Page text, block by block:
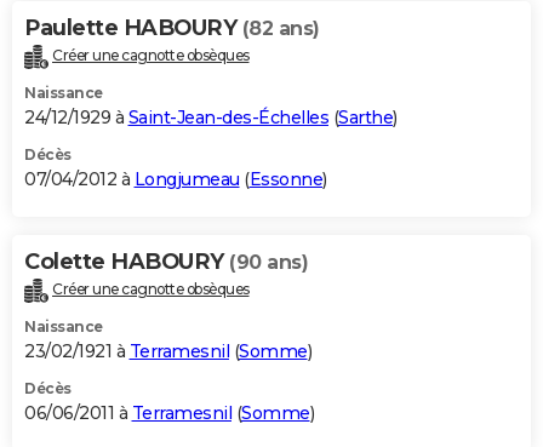
Paulette HABOURY (82 ans)
Créer une cagnotte obsèques
Naissance
24/12/1929 à Saint-Jean-des-Échelles (Sarthe)
Décès
07/04/2012 à Longjumeau (Essonne)
Colette HABOURY (90 ans)
Créer une cagnotte obsèques
Naissance
23/02/1921 à Terramesnil (Somme)
Décès
06/06/2011 à Terramesnil (Somme)